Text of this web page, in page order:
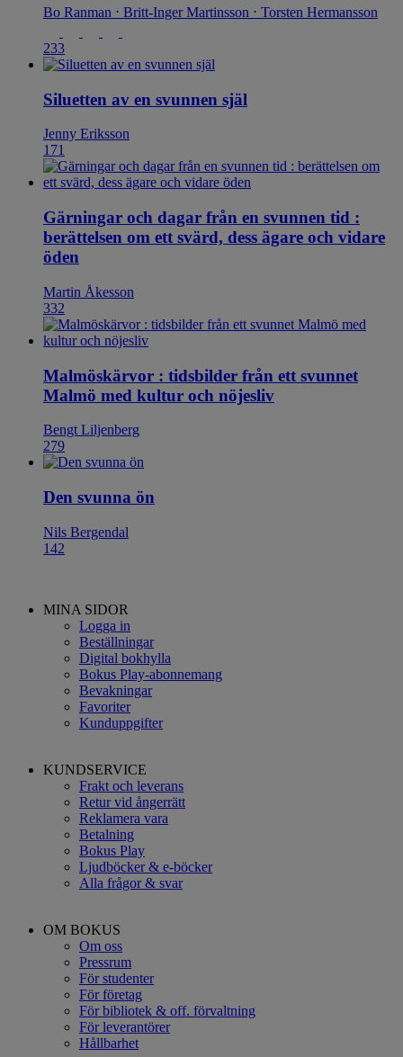
Bo Ranman ⋅ Britt-Inger Martinsson ⋅ Torsten Hermansson
233
Siluetten av en svunnen själ
Jenny Eriksson
171
Gärningar och dagar från en svunnen tid :
berättelsen om ett svärd, dess ägare och vidare
öden
Martin Åkesson
332
Malmöskärvor : tidsbilder från ett svunnet
Malmö med kultur och nöjesliv
Bengt Liljenberg
279
Den svunna ön
Nils Bergendal
142
MINA SIDOR
Logga in
Beställningar
Digital bokhylla
Bokus Play-abonnemang
Bevakningar
Favoriter
Kunduppgifter
KUNDSERVICE
Frakt och leverans
Retur vid ångerrätt
Reklamera vara
Betalning
Bokus Play
Ljudböcker & e-böcker
Alla frågor & svar
OM BOKUS
Om oss
Pressrum
För studenter
För företag
För bibliotek & off. förvaltning
För leverantörer
Hållbarhet